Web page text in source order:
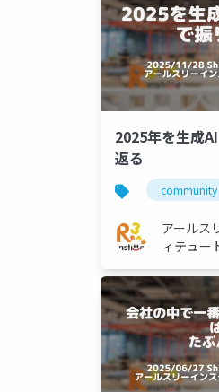
2025年を生成
返る
community
アールス
ィテュー